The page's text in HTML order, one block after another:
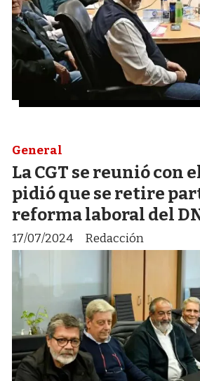
La CGT se reunió con
pidió que se retire
reforma laboral del
Redacción
General
17/07/2024